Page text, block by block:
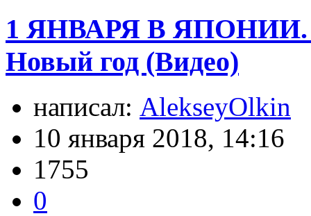
1 ЯНВАРЯ В ЯПОНИИ.
Новый год (Видео)
написал: AlekseyOlkin
10 января 2018, 14:16
1755
0